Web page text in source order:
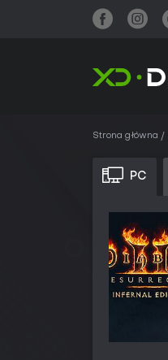
Strona główna
PC